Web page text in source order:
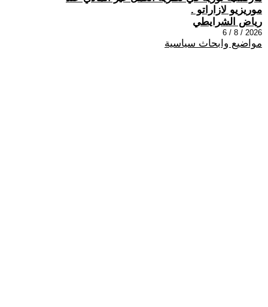
موريزيو لازاراتو .
رياض الشرايطي
2026 / 8 / 6
مواضيع وابحاث سياسية